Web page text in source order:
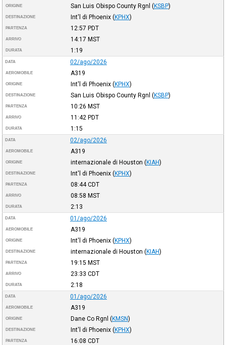
ORIGINE San Luis Obispo County Rgnl (KSBP)
DESTINAZIONE Int'l di Phoenix (KPHX)
PARTENZA 12:57 PDT
ARRIVO 14:17 MST
DURATA 1:19
DATA 02/ago/2026
AEROMOBILE A319
ORIGINE Int'l di Phoenix (KPHX)
DESTINAZIONE San Luis Obispo County Rgnl (KSBP)
PARTENZA 10:26 MST
ARRIVO 11:42 PDT
DURATA 1:15
DATA 02/ago/2026
AEROMOBILE A319
ORIGINE internazionale di Houston (KIAH)
DESTINAZIONE Int'l di Phoenix (KPHX)
PARTENZA 08:44CDT
ARRIVO 08:58 MST
DURATA 2:13
DATA 01/ago/2026
AEROMOBILE A319
ORIGINE Int'l di Phoenix (KPHX)
DESTINAZIONE internazionale di Houston (KIAH)
PARTENZA 19:15 MST
ARRIVO 23:33 CDT
DURATA 2:18
DATA 01/ago/2026
AEROMOBILE A319
ORIGINE Dane Co Rgnl (KMSN)
DESTINAZIONE Int'l di Phoenix (KPHX)
PARTENZA 16:08 CDT